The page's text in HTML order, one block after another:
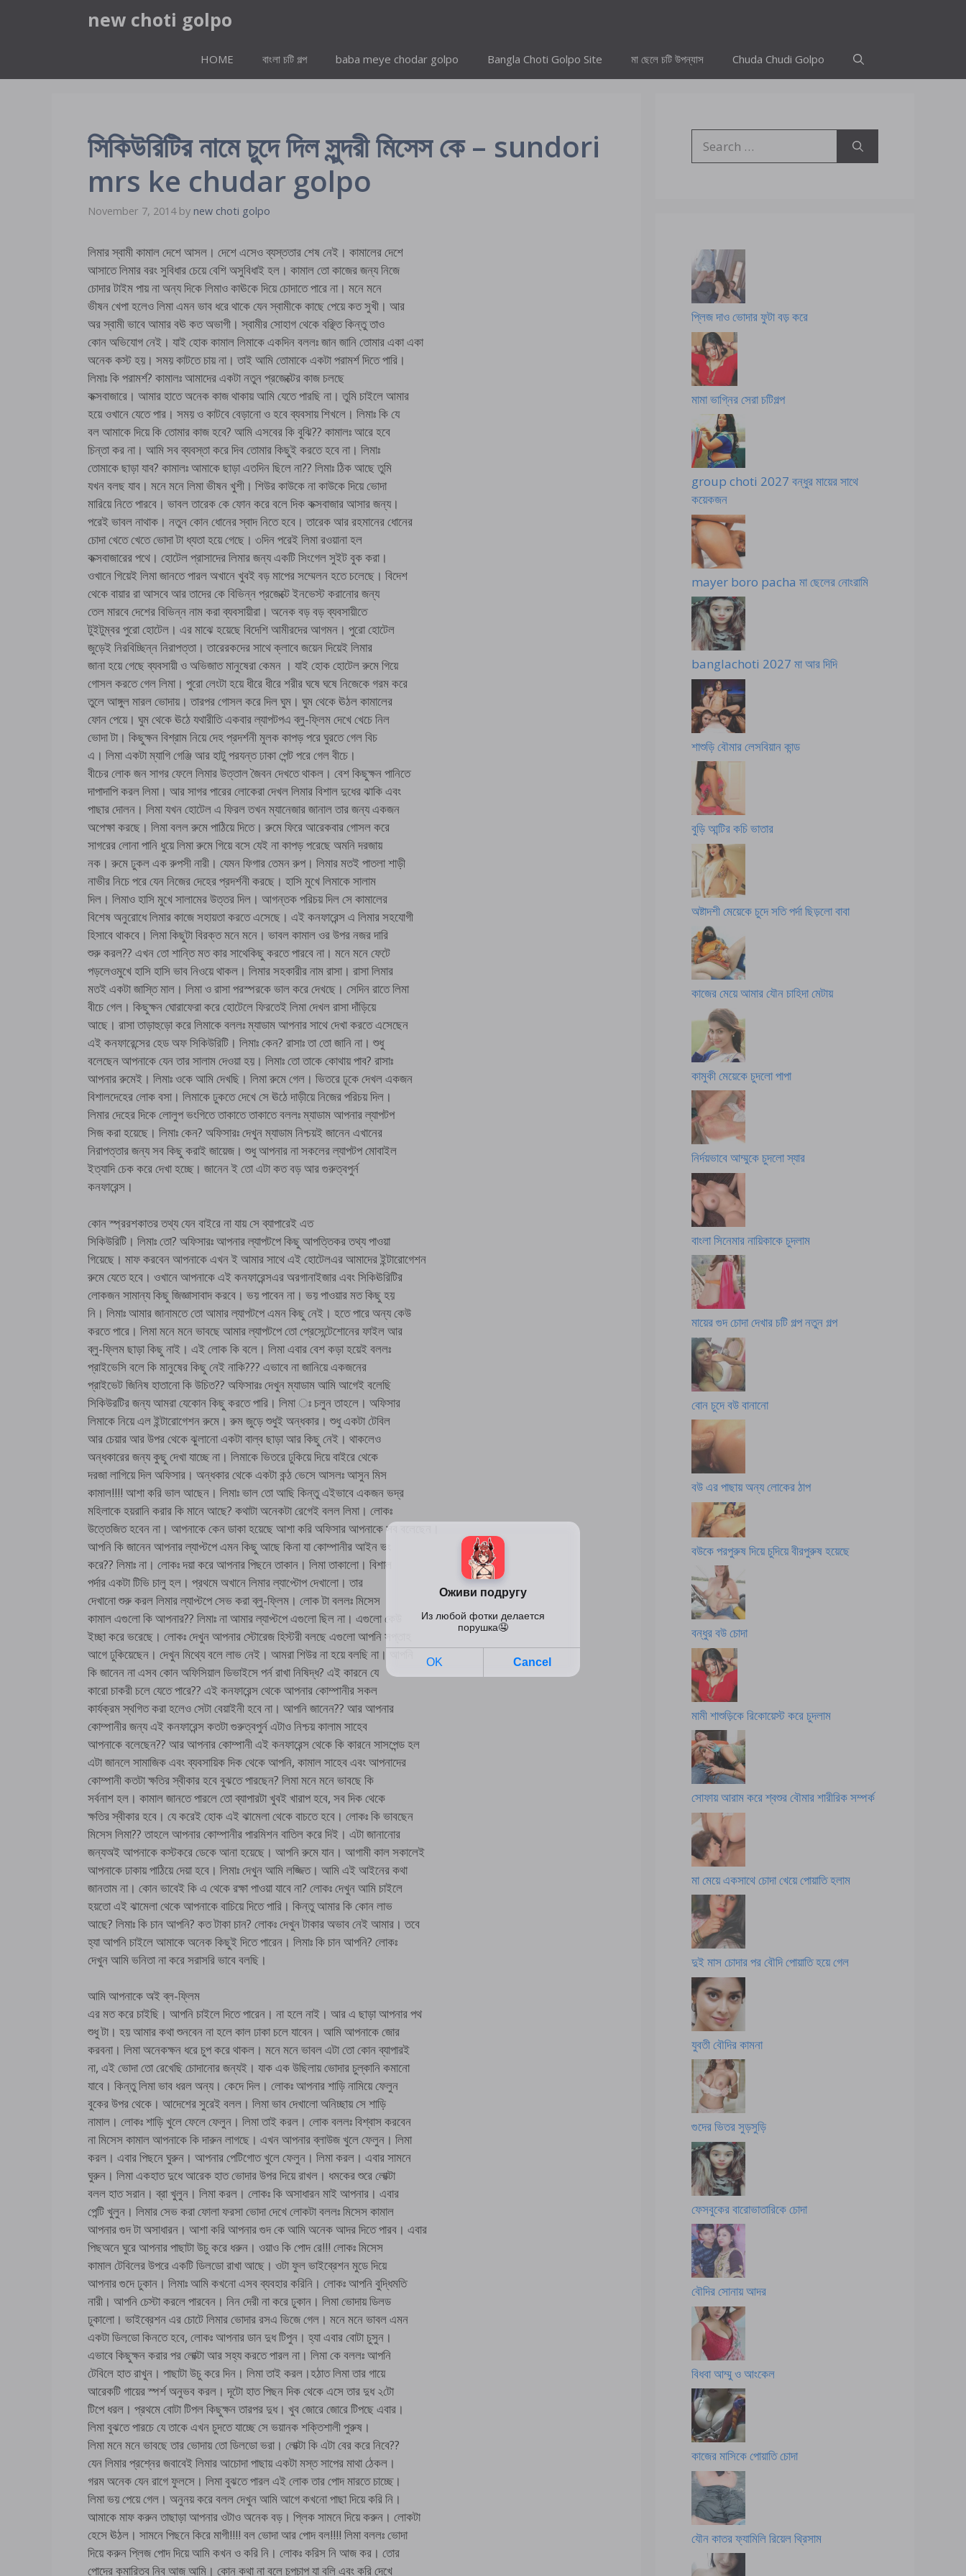
new choti golpo
HOME বাংলা চটি গল্প baba meye chodar golpo Bangla Choti Golpo Site মা ছেলে চটি উপন্যাস Chuda Chudi Golpo
সিকিউরিটির নামে চুদে দিল সুন্দরী মিসেস কে – sundori
mrs ke chudar golpo
November 7, 2014 by new choti golpo
লিমার স্বামী কামাল দেশে আসল। দেশে এসেও ব্যস্ততার শেষ নেই। কামালের দেশে
আসাতে লিমার বরং সুবিধার চেয়ে বেশি অসুবিধাই হল। কামাল তো কাজের জন্য নিজে
চোদার টাইম পায় না অন্য দিকে লিমাও কাঊকে দিয়ে চোদাতে পারে না। মনে মনে
ভীষন খেপা হলেও লিমা এমন ভাব ধরে থাকে যেন স্বামীকে কাছে পেয়ে কত সুখী। আর
অর স্বামী ভাবে আমার বঊ কত অভাগী। স্বামীর সোহাগ থেকে বঞ্ছিত কিন্তু তাও
কোন অভিযোগ নেই। যাই হোক কামাল লিমাকে একদিন বললঃ জান জানি তোমার একা একা
অনেক কস্ট হয়। সময় কাটতে চায় না। তাই আমি তোমাকে একটা পরামর্শ দিতে পারি।
লিমাঃ কি পরামর্শ? কামালঃ আমাদের একটা নতুন প্রজেক্টের কাজ চলছে
কক্সবাজারে। আমার হাতে অনেক কাজ থাকায় আমি যেতে পারছি না। তুমি চাইলে আমার
হয়ে ওখানে যেতে পার। সময় ও কাটবে বেড়ানো ও হবে ব্যবসায় শিখলে। লিমাঃ কি যে
বল আমাকে দিয়ে কি তোমার কাজ হবে? আমি এসবের কি বুঝি?? কামালঃ আরে হবে
চিন্তা কর না। আমি সব ব্যবস্তা করে দিব তোমার কিছুই করতে হবে না। লিমাঃ
তোমাকে ছাড়া যাব? কামালঃ আমাকে ছাড়া এতদিন ছিলে না?? লিমাঃ ঠিক আছে তুমি
যখন বলছ যাব। মনে মনে লিমা ভীষন খুশী। শিউর কাউকে না কাউকে দিয়ে ভোদা
মারিয়ে নিতে পারবে। ভাবল তারেক কে ফোন করে বলে দিক কক্সবাজার আসার জন্য।
পরেই ভাবল নাথাক। নতুন কোন ধোনের স্বাদ নিতে হবে। তারেক আর রহমানের ধোনের
চোদা খেতে খেতে ভোদা টা ধ্যতা হয়ে গেছে। ৩দিন পরেই লিমা রওয়ানা হল
কক্সবাজারের পথে। হোটেল প্রাসাদের লিমার জন্য একটি সিংগেল সুইট বুক করা।
ওখানে গিয়েই লিমা জানতে পারল অখানে খুবই বড় মাপের সম্মেলন হতে চলেছে। বিদেশ
থেকে বায়ার রা আসবে আর তাদের কে বিভিন্ন প্রজেক্টে ইনভেস্ট করানোর জন্য
তেল মারবে দেশের বিভিন্ন নাম করা ব্যবসায়ীরা। অনেক বড় বড় ব্যবসায়ীতে
টুইটুম্বর পুরো হোটেল। এর মাঝে হয়েছে বিদেশি আমীরদের আগমন। পুরো হোটেল
জুড়েই নিরবিচ্ছিন্ন নিরাপত্তা। তারেরকদের সাথে ক্লাবে জয়েন দিয়েই লিমার
জানা হয়ে গেছে ব্যবসায়ী ও অভিজাত মানুষেরা কেমন । যাই হোক হোটেল রুমে গিয়ে
গোসল করতে গেল লিমা। পুরো লেংটা হয়ে ধীরে ধীরে শরীর ঘষে ঘষে নিজেকে গরম করে
তুলে আঙ্গুল মারল ভোদায়। তারপর গোসল করে দিল ঘুম। ঘুম থেকে ঊঠল কামালের
ফোন পেয়ে। ঘুম থেকে ঊঠে যথারীতি একবার ল্যাপটপএ ব্লু-ফ্লিম দেখে খেচে নিল
ভোদা টা। কিছুক্ষন বিশ্রাম নিয়ে দেহ প্রদর্শনী মুলক কাপড় পরে ঘুরতে গেল বিচ
এ। লিমা একটা ম্যাগি গেঞ্জি আর হাটু পরযন্ত ঢাকা পেন্ট পরে গেল বীচে।
বীচের লোক জন সাগর ফেলে লিমার উত্তাল জৈবন দেখতে থাকল। বেশ কিছুক্ষন পানিতে
দাপাদাপি করল লিমা। আর সাগর পারের লোকেরা দেখল লিমার বিশাল দুধের ঝাকি এবং
পাছার দোলন। লিমা যখন হোটেল এ ফিরল তখন ম্যানেজার জানাল তার জন্য একজন
অপেক্ষা করছে। লিমা বলল রুমে পাঠিয়ে দিতে। রুমে ফিরে আরেকবার গোসল করে
সাগরের লোনা পানি ধুয়ে লিমা রুমে গিয়ে বসে যেই না কাপড় পরেছে অমনি দরজায়
নক। রুমে ঢুকল এক রুপসী নারী। যেমন ফিগার তেমন রুপ। লিমার মতই পাতলা শাড়ী
নাভীর নিচে পরে যেন নিজের দেহের প্রদর্শনী করছে। হাসি মুখে লিমাকে সালাম
দিল। লিমাও হাসি মুখে সালামের উত্তর দিল। আগন্তক পরিচয় দিল সে কামালের
বিশেষ অনুরোধে লিমার কাজে সহায়তা করতে এসেছে। এই কনফারেন্স এ লিমার সহযোগী
হিসাবে থাকবে। লিমা কিছুটা বিরক্ত মনে মনে। ভাবল কামাল ওর উপর নজর দারি
শুরু করল?? এখন তো শান্তি মত কার সাথেকিছু করতে পারবে না। মনে মনে ফেটে
পড়লেওমুখে হাসি হাসি ভাব নিওয়ে থাকল। লিমার সহকারীর নাম রাসা। রাসা লিমার
মতই একটা জাস্তি মাল। লিমা ও রাসা পরস্পরকে ভাল করে দেখছে। সেদিন রাতে লিমা
বীচে গেল। কিছুক্ষন ঘোরাফেরা করে হোটেলে ফিরতেই লিমা দেখল রাসা দাঁড়িয়ে
আছে। রাসা তাড়াহুড়ো করে লিমাকে বললঃ ম্যাডাম আপনার সাথে দেখা করতে এসেছেন
এই কনফারেন্সের হেড অফ সিকিউরিটি। লিমাঃ কেন? রাসাঃ তা তো জানি না। শুধু
বলেছেন আপনাকে যেন তার সালাম দেওয়া হয়। লিমাঃ তো তাকে কোথায় পাব? রাসাঃ
আপনার রুমেই। লিমাঃ ওকে আমি দেখছি। লিমা রুমে গেল। ভিতরে ঢূকে দেখল একজন
বিশালদেহের লোক বসা। লিমাকে ঢুকতে দেখে সে ঊঠে দাড়ীয়ে নিজের পরিচয় দিল।
লিমার দেহের দিকে লোলুপ ভংগিতে তাকাতে তাকাতে বললঃ ম্যাডাম আপনার ল্যাপটপ
সিজ করা হয়েছে। লিমাঃ কেন? অফিসারঃ দেখুন ম্যাডাম নিশ্চয়ই জানেন এখানের
নিরাপত্তার জন্য সব কিছু করাই জায়েজ। শুধু আপনার না সকলের ল্যাপটপ মোবাইল
ইত্যাদি চেক করে দেখা হচ্ছে। জানেন ই তো এটা কত বড় আর গুরুত্বপুর্ন
কনফারেন্স।
কোন স্প্ররশকাতর তথ্য যেন বাইরে না যায় সে ব্যাপারেই এত
সিকিউরিটি। লিমাঃ তো? অফিসারঃ আপনার ল্যাপটপে কিছু আপত্তিকর তথ্য পাওয়া
গিয়েছে। মাফ করবেন আপনাকে এখন ই আমার সাথে এই হোটেলএর আমাদের ইন্টারোগেশন
রুমে যেতে হবে। ওখানে আপনাকে এই কনফারেন্সএর অরগানাইজার এবং সিকিঊরিটির
লোকজন সামান্য কিছু জিজ্ঞাসাবাদ করবে। ভয় পাবেন না। ভয় পাওয়ার মত কিছু হয়
নি। লিমাঃ আমার জানামতে তো আমার ল্যাপটপে এমন কিছু নেই। হতে পারে অন্য কেউ
করতে পারে। লিমা মনে মনে ভাবছে আমার ল্যাপটপে তো প্রেসেন্টেশোনের ফাইল আর
ব্লু-ফ্লিম ছাড়া কিছু নাই। এই লোক কি বলে। লিমা এবার বেশ কড়া হয়েই বললঃ
প্রাইভেসি বলে কি মানুষের কিছু নেই নাকি??? এভাবে না জানিয়ে একজনের
প্রাইভেট জিনিষ হাতানো কি উচিত?? অফিসারঃ দেখুন ম্যাডাম আমি আগেই বলেছি
সিকিউরটির জন্য আমরা যেকোন কিছু করতে পারি। লিমা ঃ চলুন তাহলে। অফিসার
লিমাকে নিয়ে এল ইন্টারোগেশন রুমে। রুম জুড়ে শুধুই অন্ধকার। শুধু একটা টেবিল
আর চেয়ার আর উপর থেকে ঝুলানো একটা বাল্ব ছাড়া আর কিছু নেই। থাকলেও
অন্ধকারের জন্য কুছু দেখা যাচ্ছে না। লিমাকে ভিতরে ঢুকিয়ে দিয়ে বাইরে থেকে
দরজা লাগিয়ে দিল অফিসার। অন্ধকার থেকে একটা কন্ঠ ভেসে আসলঃ আসুন মিস
কামাল!!!! আশা করি ভাল আছেন। লিমাঃ ভাল তো আছি কিন্তু এইভাবে একজন ভদ্র
মহিলাকে হয়রানি করার কি মানে আছে? কথাটা অনেকটা রেগেই বলল লিমা। লোকঃ
উত্তেজিত হবেন না। আপনাকে কেন ডাকা হয়েছে আশা করি অফিসার আপনাকে সব বলেছেন।
আপনি কি জানেন আপনার ল্যাপ্টপে এমন কিছু আছে কিনা যা কোম্পানীর আইন ভং
করে?? লিমাঃ না। লোকঃ দয়া করে আপনার পিছনে তাকান। লিমা তাকালো। বিশাল
পর্দার একটা টিভি চালু হল। প্রথমে অখানে লিমার ল্যাপ্টোপ দেখালো। তার
দেখানো শুরু করল লিমার ল্যাপ্টপে সেভ করা ব্লু-ফ্লিম। লোক টা বললঃ মিসেস
কামাল এগুলো কি আপনার?? লিমাঃ না আমার ল্যাপ্টপে এগুলো ছিল না। এগুলো কেউ
ইচ্ছা করে ভরেছে। লোকঃ দেখুন আপনার স্টোরেজ হিস্টরী বলছে এগুলো আপনি সপ্তাহ
আগে ঢুকিয়েছেন। দেখুন মিথ্যে বলে লাভ নেই। আমরা শিউর না হয়ে বলছি না। আপনি
কি জানেন না এসব কোন অফিসিয়াল ডিভাইসে পর্ন রাখা নিষিদ্ধ? এই কারনে যে
কারো চাকরী চলে যেতে পারে?? এই কনফারেন্স থেকে আপনার কোম্পানীর সকল
কার্যক্রম স্থগিত করা হলেও সেটা বেয়াইনী হবে না। আপনি জানেন?? আর আপনার
কোম্পানীর জন্য এই কনফারেন্স কতটা গুরুত্বপুর্ন এটাও নিশ্চয় কালাম সাহেব
আপনাকে বলেছেন?? আর আপনার কোম্পানী এই কনফারেন্স থেকে কি কারনে সাসপেন্ড হল
এটা জানলে সামাজিক এবং ব্যবসায়িক দিক থেকে আপনি, কামাল সাহেব এবং আপনাদের
কোম্পানী কতটা ক্ষতির স্বীকার হবে বুঝতে পারছেন? লিমা মনে মনে ভাবছে কি
সর্বনাশ হল। কামাল জানতে পারলে তো ব্যাপারটা খুবই খারাপ হবে, সব দিক থেকে
ক্ষতির স্বীকার হবে। যে করেই হোক এই ঝামেলা থেকে বাচতে হবে। লোকঃ কি ভাবছেন
মিসেস লিমা?? তাহলে আপনার কোম্পানীর পারমিশন বাতিল করে দিই। এটা জানানোর
জন্যঅই আপনাকে কস্টকরে ডেকে আনা হয়েছে। আপনি রুমে যান। আগামী কাল সকালেই
আপনাকে ঢাকায় পাঠিয়ে দেয়া হবে। লিমাঃ দেখুন আমি লজ্জিত। আমি এই আইনের কথা
জানতাম না। কোন ভাবেই কি এ থেকে রক্ষা পাওয়া যাবে না? লোকঃ দেখুন আমি চাইলে
হয়তো এই ঝামেলা থেকে আপনাকে বাচিয়ে দিতে পারি। কিন্তু আমার কি কোন লাভ
আছে? লিমাঃ কি চান আপনি? কত টাকা চান? লোকঃ দেখুন টাকার অভাব নেই আমার। তবে
হ্যা আপনি চাইলে আমাকে অনেক কিছুই দিতে পারেন। লিমাঃ কি চান আপনি? লোকঃ
দেখুন আমি ভনিতা না করে সরাসরি ভাবে বলছি।
আমি আপনাকে অই ব্ল-ফ্লিম
এর মত করে চাইছি। আপনি চাইলে দিতে পারেন। না হলে নাই। আর এ ছাড়া আপনার পথ
শুধু টা। হয় আমার কথা শুনবেন না হলে কাল ঢাকা চলে যাবেন। আমি আপনাকে জোর
করবনা। লিমা অনেকক্ষন ধরে চুপ করে থাকল। মনে মনে ভাবল এটা তো কোন ব্যাপারই
না, এই ভোদা তো রেখেছি চোদানোর জন্যই। যাক এক উছিলায় ভোদার চুল্কানি কমানো
যাবে। কিন্তু লিমা ভাব ধরল অন্য। কেদে দিল। লোকঃ আপনার শাড়ি নামিয়ে ফেলুন
বুকের উপর থেকে। আদেশের সুরেই বলল। লিমা ভাব দেখালো অনিচ্ছায় সে শাড়ি
নামাল। লোকঃ শাড়ি খুলে ফেলে ফেলুন। লিমা তাই করল। লোক বললঃ বিশ্বাস করবেন
না মিসেস কামাল আপনাকে কি দারুন লাগছে। এখন আপনার ব্লাউজ খুলে ফেলুন। লিমা
করল। এবার পিছনে ঘুরুন। আপনার পেটিগোত খুলে ফেলুন। লিমা করল। এবার সামনে
ঘুরুন। লিমা একহাত দুধে আরেক হাত ভোদার উপর দিয়ে রাখল। ধমকের শুরে লোক্টা
বলল হাত সরান। ব্রা খুলুন। লিমা করল। লোকঃ কি অসাধারন মাই আপনার। এবার
পেন্টি খুলুন। লিমার সেভ করা ফোলা ফরসা ভোদা দেখে লোকটা বললঃ মিসেস কামাল
আপনার গুদ টা অসাধারন। আশা করি আপনার গুদ কে আমি অনেক আদর দিতে পারব। এবার
পিছঅনে ঘুরে আপনার পাছাটা উচু করে ধরুন। ওয়াও কি পোদ রে!!! লোকঃ মিসেস
কামাল টেবিলের উপরে একটি ডিলডো রাখা আছে। ওটা ফুল ভাইব্রেশন মুডে দিয়ে
আপনার গুদে ঢুকান। লিমাঃ আমি কখনো এসব ব্যবহার করিনি। লোকঃ আপনি বুদ্ধিমতি
নারী। আপনি চেস্টা করলে পারবেন। নিন দেরী না করে ঢুকান। লিমা ভোদায় ডিলড
ঢুকালো। ভাইব্রেশন এর চোটে লিমার ভোদার রসএ ভিজে গেল। মনে মনে ভাবল এমন
একটা ডিলডো কিনতে হবে, লোকঃ আপনার ডান দুধ টিপুন। হ্যা এবার বোটা চুসুন।
এভাবে কিছুক্ষন করার পর লোক্টা আর সহ্য করতে পারল না। লিমা কে বললঃ আপনি
টেবিলে হাত রাখুন। পাছাটা উচু করে দিন। লিমা তাই করল।হঠাত লিমা তার গায়ে
আরেকটি গায়ের স্পর্শ অনুভব করল। দূটো হাত পিছন দিক থেকে এসে তার দুধ ২টো
টিপে ধরল। প্রথমে বোটা টিপল কিছুক্ষন তারপর দুধ। খুব জোরে জোরে টিপছে এবার।
লিমা বুঝতে পারচে যে তাকে এখন চুদতে যাচ্ছে সে ভয়ানক শক্তিশালী পুরুষ।
লিমা মনে মনে ভাবছে তার ভোদায় তো ডিলডো ভরা। লোক্টা কি এটা বের করে নিবে??
যেন লিমার প্রশ্নের জবাবেই লিমার আচোদা পাছায় একটা মস্ত সাপের মাথা ঠেকল।
গরম অনেক যেন রাগে ফুলসে। লিমা বুঝতে পারল এই লোক তার পোদ মারতে চাচ্ছে।
লিমা ভয় পেয়ে গেল। অনুনয় করে বলল দেখুন আমি আগে কখনো পাছা দিয়ে করি নি।
আমাকে মাফ করুন তাছাড়া আপনার ওটাও অনেক বড়। প্লিক সামনে দিয়ে করুন। লোকটা
হেসে ঊঠল। সামনে পিছনে কিরে মাগী!!!! বল ভোদা আর পোদ বল!!!! লিমা বললঃ ভোদা
দিয়ে করুন প্লিজ পোদ দিয়ে আমি কখন ও করি নি। লোকঃ করিস নি আজ কর। তোর
পোদের কুমারিত্ব নিব আজ আমি। কোন কথা না বলে চুপচাপ যা বলি এবং করি দেখে
for:
প্লিজ দাও ভোদার ফুটা বড় করে
মামা ভাগ্নির সেরা চটিগল্প
group choti 2027 বন্ধুর মায়ের সাথে
কয়েকজন
mayer boro pacha মা ছেলের নোংরামি
banglachoti 2027 মা আর দিদি
শাশুড়ি বৌমার লেসবিয়ান কান্ড
বুড়ি আন্টির কচি ভাতার
অষ্টাদশী মেয়েকে চুদে সতি পর্দা ছিড়লো বাবা
কাজের মেয়ে আমার যৌন চাহিদা মেটায়
কামুকী মেয়েকে চুদলো পাপা
নির্দয়ভাবে আম্মুকে চুদলো স্যার
বাংলা সিনেমার নায়িকাকে চুদলাম
মায়ের গুদ চোদা দেখার চটি গল্প নতুন গল্প
বোন চুদে বউ বানানো
বউ এর পাছায় অন্য লোকের ঠাপ
বউকে পরপুরুষ দিয়ে চুদিয়ে বীরপুরুষ হয়েছে
বন্ধুর বউ চোদা
মামী শাশুড়িকে রিকোয়েস্ট করে চুদলাম
সোফায় আরাম করে শ্বশুর বৌমার শারীরিক সম্পর্ক
মা মেয়ে একসাথে চোদা খেয়ে পোয়াতি হলাম
দুই মাস চোদার পর বৌদি পোয়াতি হয়ে গেল
যুবতী বৌদির কামনা
গুদের ভিতর সুড়সুড়ি
ফেসবুকের বারোভাতারিকে চোদা
বৌদির সোনায় আদর
বিধবা আম্মু ও আংকেল
কাজের মাসিকে পোয়াতি চোদা
যৌন কাতর ফ্যামিলি রিয়েল থ্রিসাম